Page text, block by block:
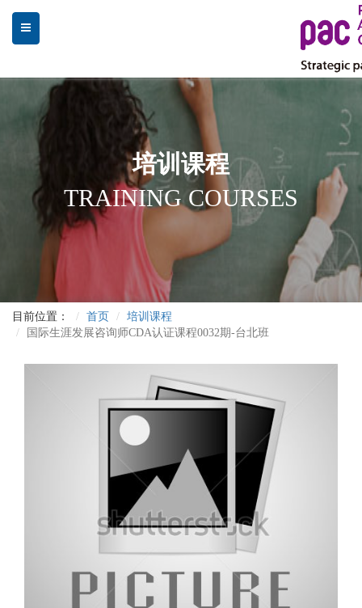
培训课程
TRAINING COURSES
目前位置： 首页
培训课程
国际生涯发展咨询师CDA认证课程0032期-台北班